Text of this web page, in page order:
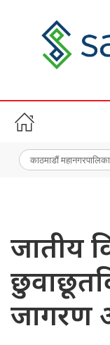
काठमाडौं महानगरपालिका
जातीय
जागरण